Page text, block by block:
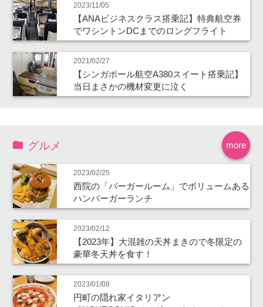
2023/11/05
【ANAビジネスクラス搭乗記】特典航空券
でワシントンDCまでのロングフライト
2021/02/27
【シンガポール航空A380スイート搭乗記】
当日まさかの機材変更に泣く
more
グルメ
2023/02/25
西院の「バーガールーム」でボリュームある
ハンバーガーランチ
2023/02/12
【2023年】大混雑の天丼まきので冬限定の
豪華冬天丼を食す！
2023/01/08
円町の隠れ家イタリアン